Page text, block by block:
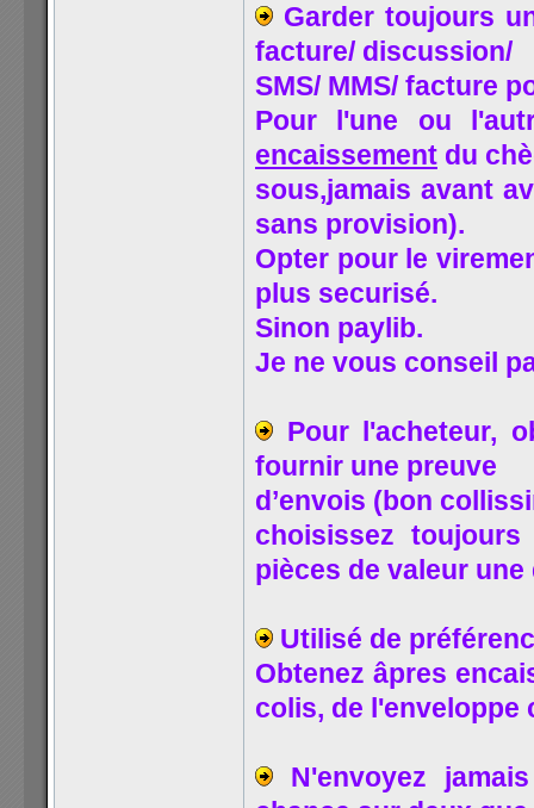
Garder toujours
facture/ discussion/
SMS/ MMS/ facture
Pour l'une ou
encaissement du
sous,jamais avant
sans provision).
Opter pour le
plus securisé.
Sinon paylib.
Je ne vous conseil
Pour l'acheteur,
fournir une preuve
d’envois (bon
choisissez
pièces de valeur
Utilisé de
Obtenez âpres
colis, de l'enveloppe
N'envoyez